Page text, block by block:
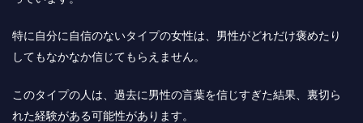
特に自分に自信のないタイプの女性は、男性がどれだけ褒めたり
してもなかなか信じてもらえません。
このタイプの人は、過去に男性の言葉を信じすぎた結果、裏切ら
れた経験がある可能性があります。